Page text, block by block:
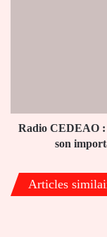
son
importance
régionale
Radio CEDEAO :
son
Articles